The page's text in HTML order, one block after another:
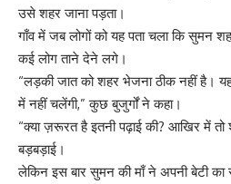
उसे शहर जाना पड़ता।
गाँव में जब लोगों को यह पता चला कि सुमन
कई लोग ताने देने लगे।
“लड़की जात को शहर भेजना ठीक नहीं है।
में नहीं चलेंगी,” कुछ बुजुर्गों ने कहा।
“क्या ज़रूरत है इतनी पढ़ाई की? आखिर में तो
बड़बड़ाई।
लेकिन इस बार सुमन की माँ ने अपनी बेटी